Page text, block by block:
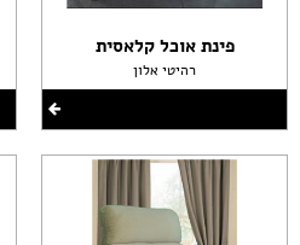
פינת אוכל קלאסית
רהיטי אלון